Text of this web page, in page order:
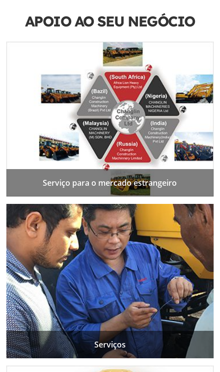
APOIO AO SEU NEGÓCIO
Serviço para o mercado estrangeiro
Serviços